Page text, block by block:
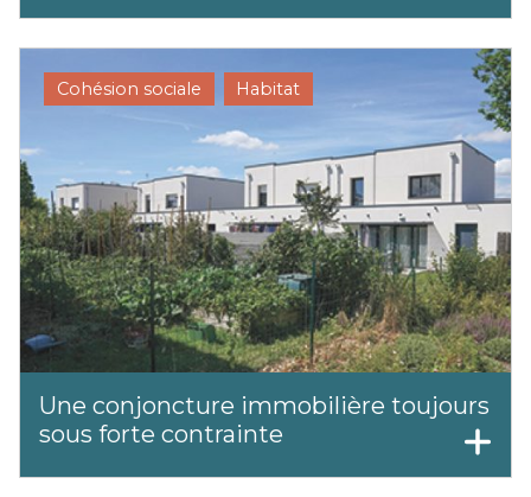
Cohésion sociale Habitat
Une conjoncture immobilière toujours
sous forte contrainte